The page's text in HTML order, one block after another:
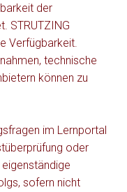
der
STRUTZING
Verfügbarkeit.
technische
können zu
im Lernportal
oder
sofern nicht